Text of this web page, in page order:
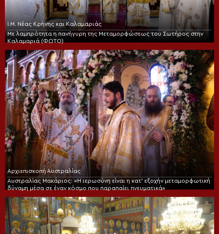
Ι.Μ. Νέας Κρήνης και Καλαμαριάς
Με λαμπρότητα η πανήγυρη της Μεταμορφώσεως του Σωτήρος στην
Καλαμαριά (ΦΩΤΟ)
Αρχιεπισκοπή Αυστραλίας
Αυστραλίας Μακάριος: «Η ιερωσύνη είναι η κατ’ εξοχήν μεταμορφωτική
δύναμη μέσα σε έναν κόσμο που παραπαίει πνευματικά»